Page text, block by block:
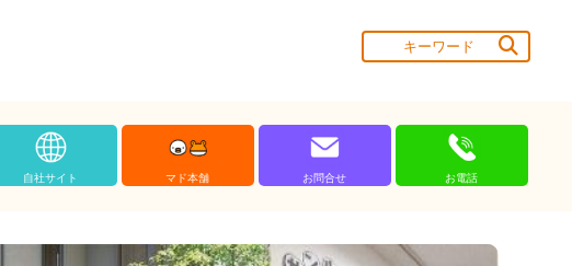
自社サイト マド本舗 お問合せ お電話